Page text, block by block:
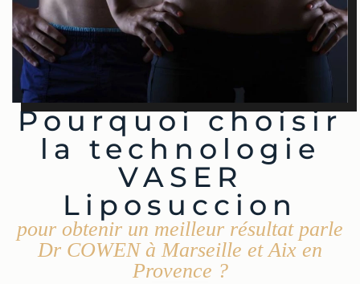
Pourquoi choisir
la technologie
VASER
Liposuccion
pour obtenir un meilleur résultat parle
Dr COWEN à Marseille et Aix en
Provence ?